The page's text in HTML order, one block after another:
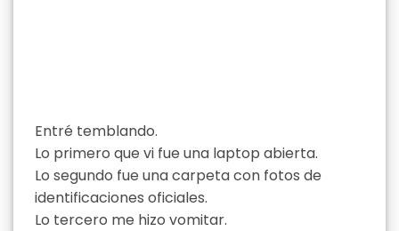
Entré temblando.
Lo primero que vi fue una laptop abierta.
Lo segundo fue una carpeta con fotos de
identificaciones oficiales.
Lo tercero me hizo vomitar.